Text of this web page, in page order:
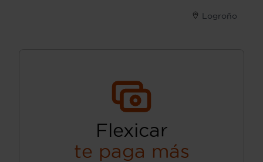
Logroño
Flexicar
te paga más